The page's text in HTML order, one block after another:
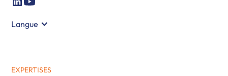
Langue
EXPERTISES